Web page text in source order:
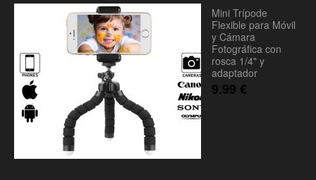
Mini Trípode
Flexible para Móvil
y Cámara
Fotográfica con
rosca 1/4" y
adaptador
9.99 €